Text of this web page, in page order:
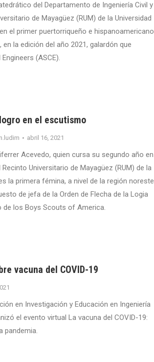
del Departamento de Ingeniería Civil y
de Mayagüez (RUM) de la Universidad
el primer puertorriqueño e hispanoamericano
la edición del año 2021, galardón que
(ASCE).
en el escutismo
abril 16, 2021
Acevedo, quien cursa su segundo año en
Universitario de Mayagüez (RUM) de la
la primera fémina, a nivel de la región noreste
de jefa de la Orden de Flecha de la Logia
de los Boys Scouts of America.
vacuna del COVID-19
en Investigación y Educación en Ingeniería
el evento virtual La vacuna del COVID-19:
pandemia.